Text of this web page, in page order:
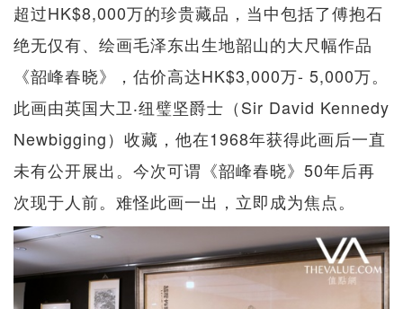
超过HK$8,000万的珍贵藏品，当中包括了傅抱石
绝无仅有、绘画毛泽东出生地韶山的大尺幅作品
《韶峰春晓》，估价高达HK$3,000万- 5,000万。
此画由英国大卫‧纽璧坚爵士（Sir David Kennedy
Newbigging）收藏，他在1968年获得此画后一直
未有公开展出。今次可谓《韶峰春晓》50年后再
次现于人前。难怪此画一出，立即成为焦点。